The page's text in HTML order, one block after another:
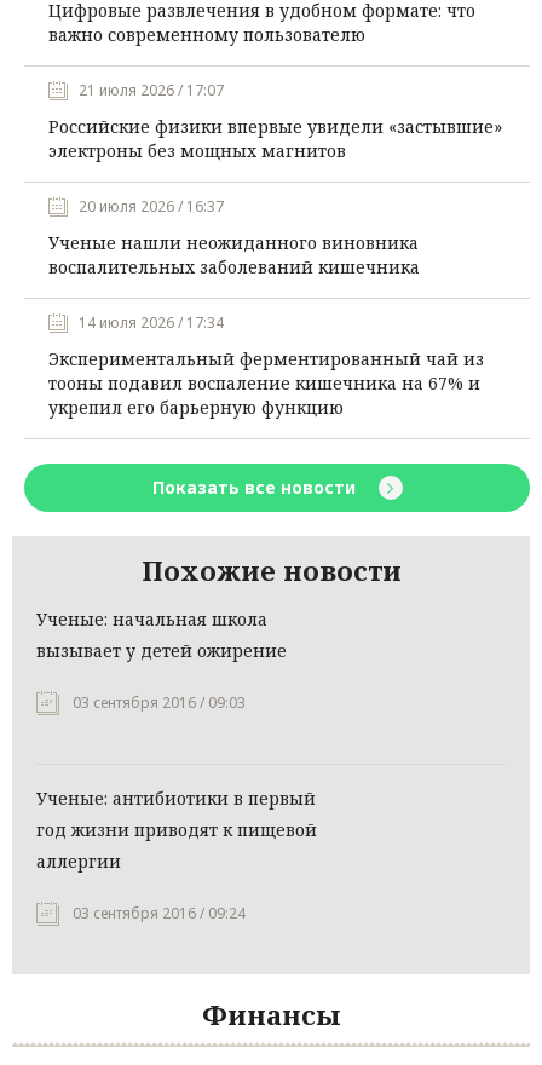
Цифровые развлечения в удобном формате: что
важно современному пользователю
21 июля 2026 / 17:07
Российские физики впервые увидели «застывшие»
электроны без мощных магнитов
20 июля 2026 / 16:37
Ученые нашли неожиданного виновника
воспалительных заболеваний кишечника
14 июля 2026 / 17:34
Экспериментальный ферментированный чай из
тооны подавил воспаление кишечника на 67% и
укрепил его барьерную функцию
Показать все новости
Похожие новости
Ученые: начальная школа
вызывает у детей ожирение
03 сентября 2016 / 09:03
Ученые: антибиотики в первый
год жизни приводят к пищевой
аллергии
03 сентября 2016 / 09:24
Финансы